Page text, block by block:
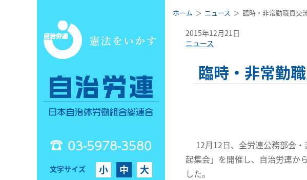
03-5978-3580
文字サイズ 小 中 大
ホーム ニュース 臨時・非常勤職員交
2015年12月21日
ニュース
臨時・非常勤
12月12日、全労連公務部会・
起集会」を開催し、自治労連か
した。